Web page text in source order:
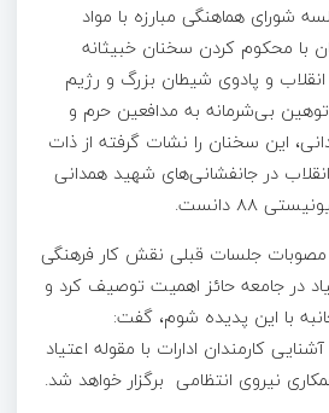
شورای هماهنگی مبارزه با مواد
با محکوم کردن سخنان خبیثانه
و پادوی شیطان بزرگ و رژیم
بی‌شرمانه به مدافعین حرم و
این سخنان را نشات گرفته از ذات
در جانفشانی‌های شهید همدانی
۸۸ دانست.
مصوبات جلسات قبلی نقش کار فرهنگی
در جامعه حائز اهمیت توصیف کرد و
با این پدیده شوم، گفت:
کارمندان ادارات با مقوله اعتیاد
نیروی انتظامی برگزار خواهد شد.